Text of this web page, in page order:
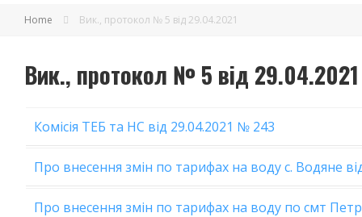
Home Вик., протокол № 5 від 29.04.2021
Вик., протокол № 5 від 29.04.2021
Комісія ТЕБ та НС від 29.04.2021 № 243
Про внесення змін по тарифах на воду с. Водяне
Про внесення змін по тарифах на воду по смт